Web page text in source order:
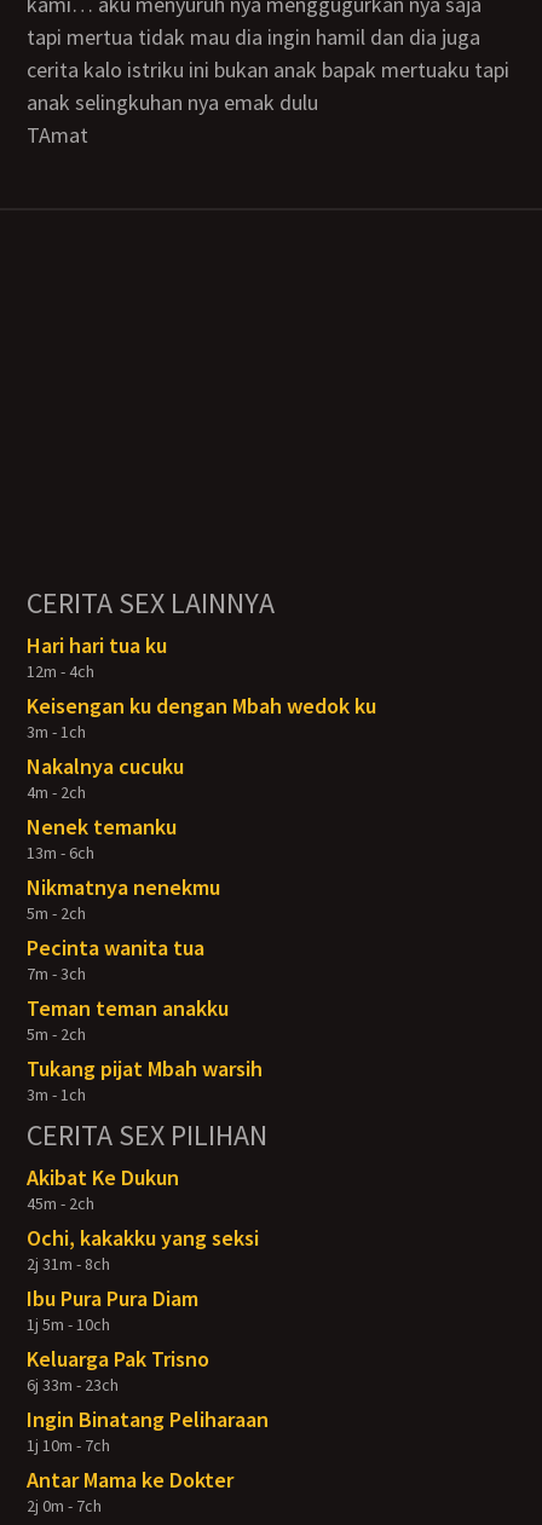
tapi mertua tidak mau dia ingin hamil dan dia juga
cerita kalo istriku ini bukan anak bapak mertuaku tapi
anak selingkuhan nya emak dulu
TAmat
CERITA SEX LAINNYA
Hari hari tua ku
12m - 4ch
Keisengan ku dengan Mbah wedok ku
3m - 1ch
Nakalnya cucuku
4m - 2ch
Nenek temanku
13m - 6ch
Nikmatnya nenekmu
5m - 2ch
Pecinta wanita tua
7m - 3ch
Teman teman anakku
5m - 2ch
Tukang pijat Mbah warsih
3m - 1ch
CERITA SEX PILIHAN
Akibat Ke Dukun
45m - 2ch
Ochi, kakakku yang seksi
2j 31m - 8ch
Ibu Pura Pura Diam
1j 5m - 10ch
Keluarga Pak Trisno
6j 33m - 23ch
Ingin Binatang Peliharaan
1j 10m - 7ch
Antar Mama ke Dokter
2j 0m - 7ch